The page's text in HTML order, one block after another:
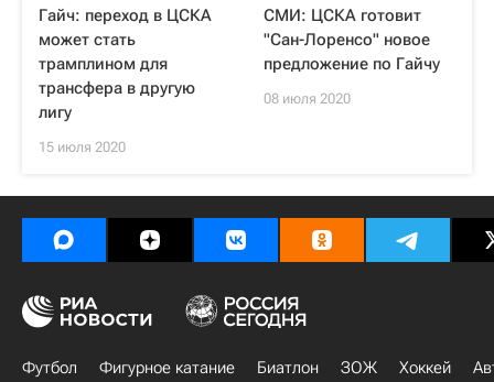
Гайч: переход в ЦСКА
может стать
трамплином для
трансфера в другую
лигу
15 июля 2020
СМИ: ЦСКА готовит
"Сан-Лоренсо" новое
предложение по Гайчу
08 июля 2020
Футбол Фигурное катание Биатлон ЗОЖ Хоккей